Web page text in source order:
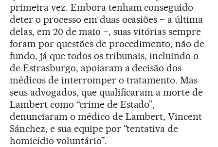
primeira vez. Embora tenham conseguido
deter o processo em duas ocasiões – a última
delas, em 20 de maio –, suas vitórias sempre
foram por questões de procedimento, não de
fundo, já que todos os tribunais, incluindo o
de Estrasburgo, apoiaram a decisão dos
médicos de interromper o tratamento. Mas
seus advogados, que qualificaram a morte de
Lambert como “crime de Estado”,
denunciaram o médico de Lambert, Vincent
Sánchez, e sua equipe por “tentativa de
homicídio voluntário”.